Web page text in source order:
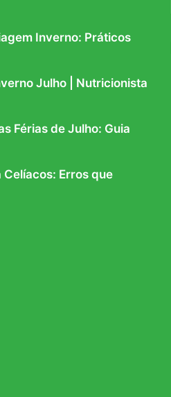
Inverno: Práticos
Julho | Nutricionista
Férias de Julho: Guia
Celíacos: Erros que